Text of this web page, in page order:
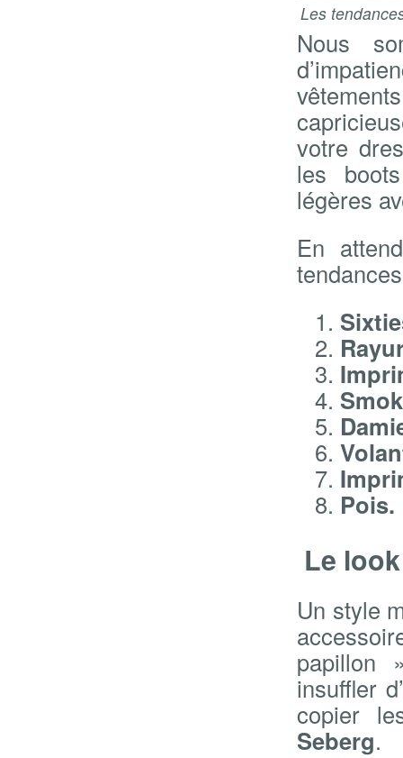
Les
Nous
votre
les
légères
En
Pois.
Le
Un style
papillon
insuffler
copier
Seberg.